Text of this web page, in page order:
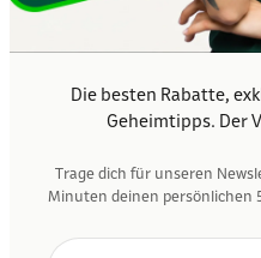
Die besten Rabatte,
Geheimtipps. Der
Trage dich für unseren
Minuten deinen persönlichen
Frankreich Provence
CHATEAU D'ESCLANS
Angebot
21,95 €
Nährwertangaben